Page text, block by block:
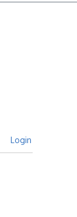
Login